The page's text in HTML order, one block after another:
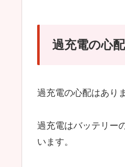
過充電の心
過充電の心配はあり
過充電はバッテリー
います。